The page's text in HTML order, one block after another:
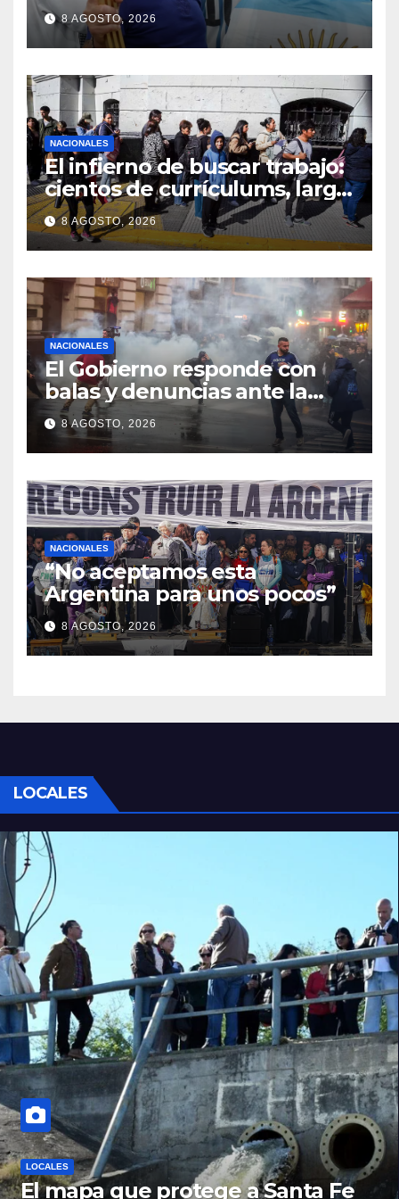
8 AGOSTO, 2026
NACIONALES
El infierno de buscar trabajo:
cientos de currículums, larga
espera y menos puestos
registrados
8 AGOSTO, 2026
NACIONALES
El Gobierno responde con
balas y denuncias ante la
protesta
8 AGOSTO, 2026
NACIONALES
“No aceptamos esta
Argentina para unos pocos”
8 AGOSTO, 2026
LOCALES
LOCALES
El mapa que protege a Santa Fe